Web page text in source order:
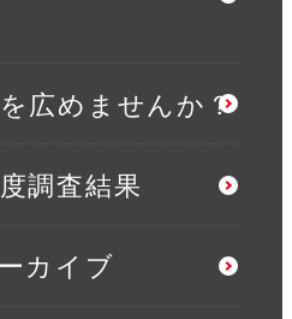
広めませんか？
調査結果
カイブ